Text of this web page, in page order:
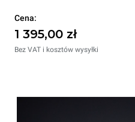
Cena:
1 395,00 zł
Bez VAT i kosztów wysyłki